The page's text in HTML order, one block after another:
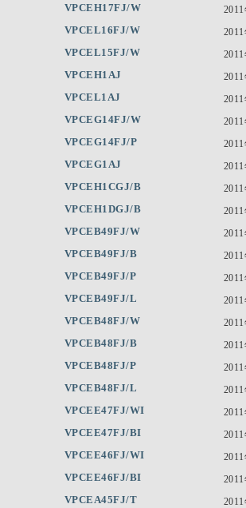
VPCEH17FJ/W
VPCEL16FJ/W
VPCEL15FJ/W
VPCEH1AJ
VPCEL1AJ
VPCEG14FJ/W
VPCEG14FJ/P
VPCEG1AJ
VPCEH1CGJ/B
VPCEH1DGJ/B
VPCEB49FJ/W
VPCEB49FJ/B
VPCEB49FJ/P
VPCEB49FJ/L
VPCEB48FJ/W
VPCEB48FJ/B
VPCEB48FJ/P
VPCEB48FJ/L
VPCEE47FJ/WI
VPCEE47FJ/BI
VPCEE46FJ/WI
VPCEE46FJ/BI
VPCEA45FJ/T